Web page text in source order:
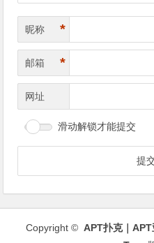
昵称 *
邮箱 *
网址
滑动解锁才能提交
Copyright © APT扑克｜